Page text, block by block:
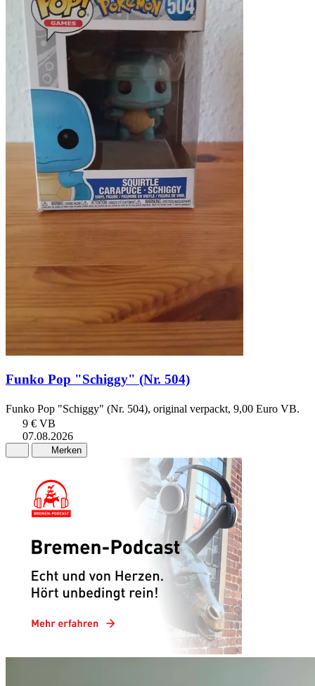
Funko Pop "Schiggy" (Nr. 504)
Funko Pop "Schiggy" (Nr. 504), original verpackt, 9,00 Euro VB.
9 € VB
07.08.2026
Merken